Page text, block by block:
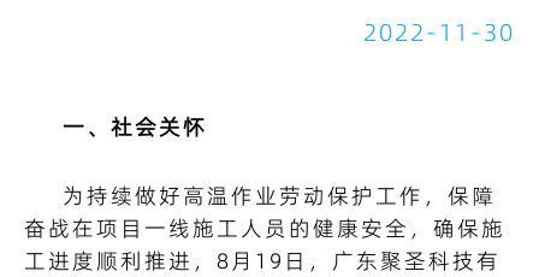
2022-11-30
一、社会关怀
为持续做好高温作业劳动保护工作，保障
奋战在项目一线施工人员的健康安全，确保施
工进度顺利推进，8月19日，广东聚圣科技有